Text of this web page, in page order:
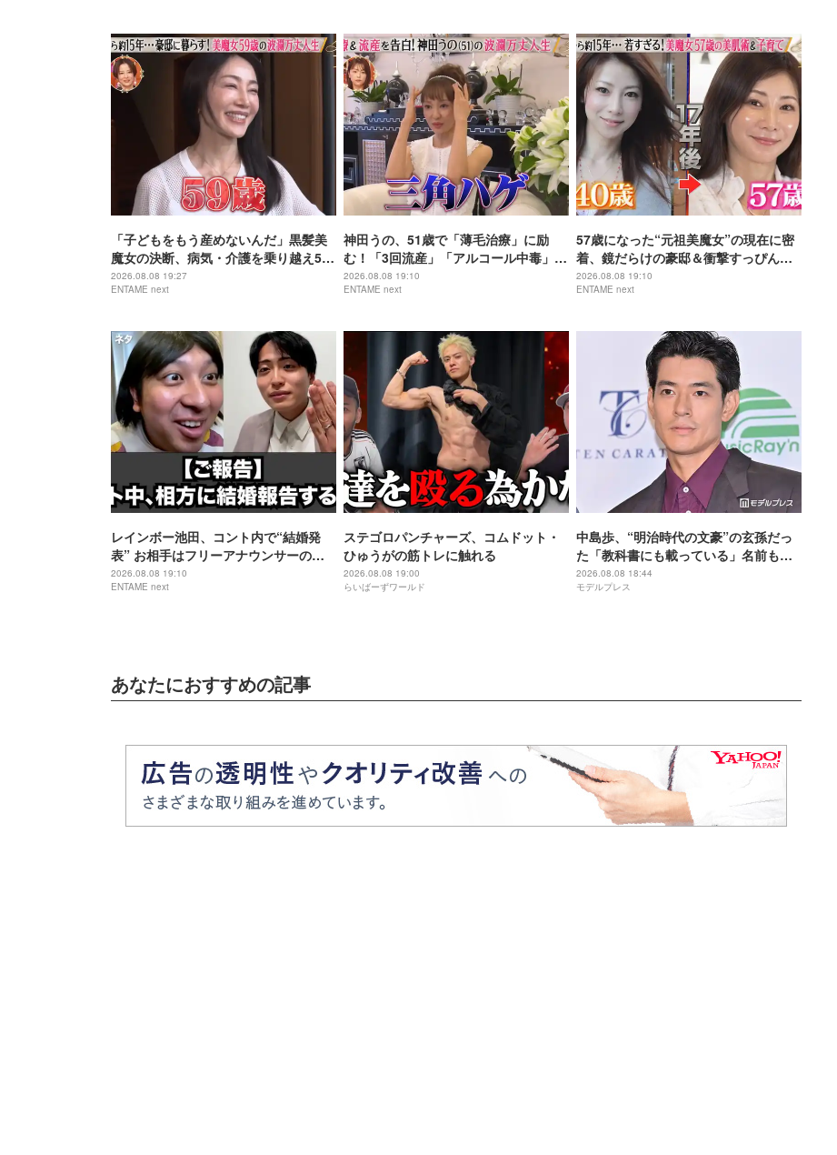
「子どもをもう産めないんだ」黒髪美
魔女の決断、病気・介護を乗り越え56
歳で“おばあちゃん”に
2026.08.08 19:27
ENTAME next
神田うの、51歳で「薄毛治療」に励
む！「3回流産」「アルコール中毒」自
身の過去を赤裸々告白
2026.08.08 19:10
ENTAME next
57歳になった“元祖美魔女”の現在に密
着、鏡だらけの豪邸＆衝撃すっぴん姿
を披露
2026.08.08 19:10
ENTAME next
レインボー池田、コント内で“結婚発
表” お相手はフリーアナウンサーの佐
藤佳奈
2026.08.08 19:10
ENTAME next
ステゴロパンチャーズ、コムドット・
ひゅうがの筋トレに触れる
2026.08.08 19:00
らいばーずワールド
中島歩、“明治時代の文豪”の玄孫だっ
た「教科書にも載っている」名前も先
祖に由来
2026.08.08 18:44
モデルプレス
あなたにおすすめの記事